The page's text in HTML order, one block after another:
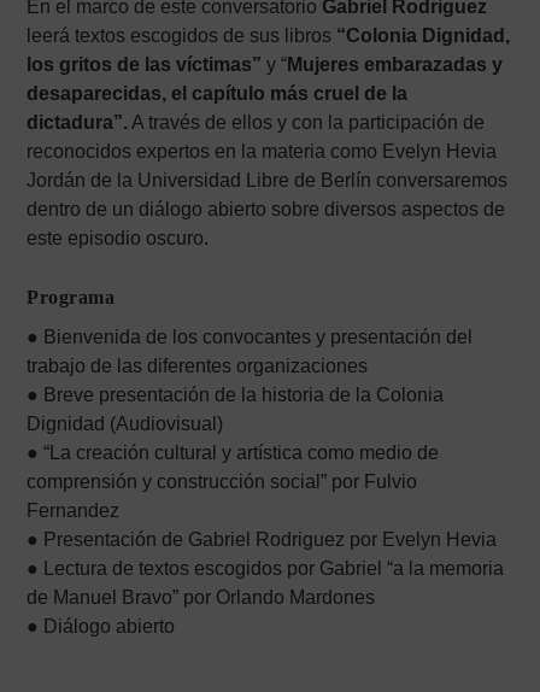
En el marco de este conversatorio Gabriel Rodriguez
leerá textos escogidos de sus libros “Colonia Dignidad,
los gritos de las víctimas” y “Mujeres embarazadas y
desaparecidas, el capítulo más cruel de la
dictadura”. A través de ellos y con la participación de
reconocidos expertos en la materia como Evelyn Hevia
Jordán de la Universidad Libre de Berlín conversaremos
dentro de un diálogo abierto sobre diversos aspectos de
este episodio oscuro.
Programa
● Bienvenida de los convocantes y presentación del
trabajo de las diferentes organizaciones
● Breve presentación de la historia de la Colonia
Dignidad (Audiovisual)
● “La creación cultural y artística como medio de
comprensión y construcción social” por Fulvio
Fernandez
● Presentación de Gabriel Rodriguez por Evelyn Hevia
● Lectura de textos escogidos por Gabriel “a la memoria
de Manuel Bravo” por Orlando Mardones
● Diálogo abierto